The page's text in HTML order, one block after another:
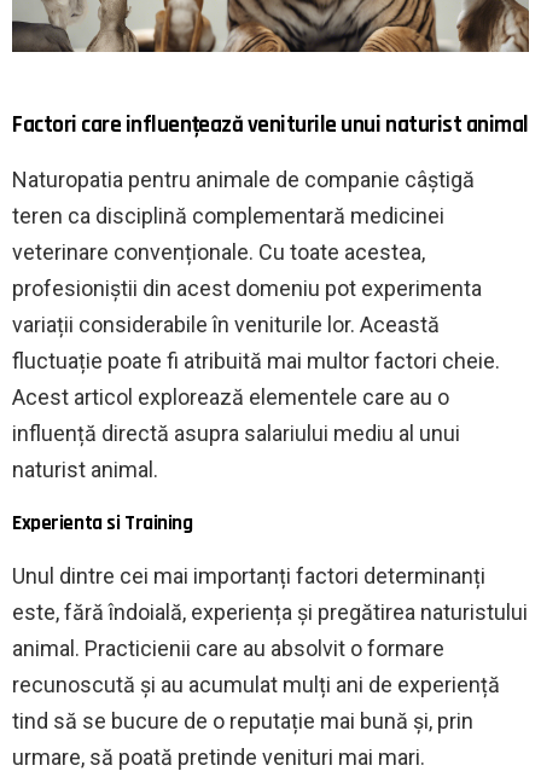
Factori care influențează veniturile unui naturist animal
Naturopatia pentru animale de companie câștigă
teren ca disciplină complementară medicinei
veterinare convenționale. Cu toate acestea,
profesioniștii din acest domeniu pot experimenta
variații considerabile în veniturile lor. Această
fluctuație poate fi atribuită mai multor factori cheie.
Acest articol explorează elementele care au o
influență directă asupra salariului mediu al unui
naturist animal.
Experienta si Training
Unul dintre cei mai importanți factori determinanți
este, fără îndoială, experiența și pregătirea naturistului
animal. Practicienii care au absolvit o formare
recunoscută și au acumulat mulți ani de experiență
tind să se bucure de o reputație mai bună și, prin
urmare, să poată pretinde venituri mai mari.